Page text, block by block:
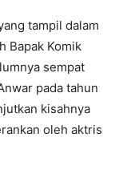
tampil dalam
Bapak Komik
sempat
pada tahun
kisahnya
oleh aktris